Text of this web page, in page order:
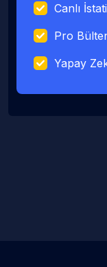
Canlı
Pro
Yapay